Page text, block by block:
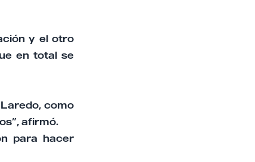
y el otro
en total se
como
afirmó.
para hacer